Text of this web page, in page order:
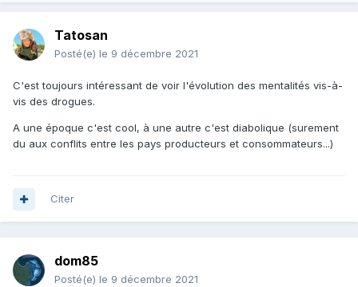
Tatosan
Posté(e) le 9 décembre 2021
C'est toujours intéressant de voir l'évolution des mentalités vis-à-
vis des drogues.
A une époque c'est cool, à une autre c'est diabolique (surement
du aux conflits entre les pays producteurs et consommateurs...)
Citer
dom85
Posté(e) le 9 décembre 2021